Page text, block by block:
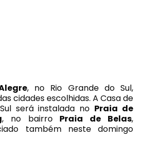
, no Rio Grande do Sul,
cidades escolhidas. A Casa de
será instalada no Praia de
, no bairro Praia de Belas,
também neste domingo